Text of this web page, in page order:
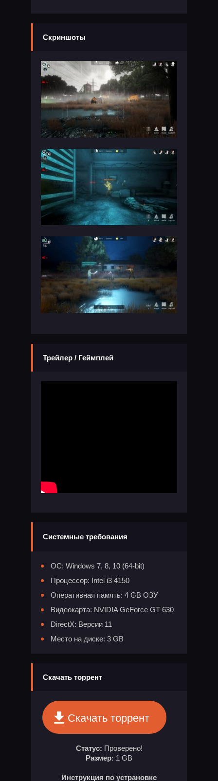
Скриншоты
Трейлер / Геймплей
Системные требования
ОС: Windows 7, 8, 10 (64-bit)
Процессор: Intel i3 4150
Оперативная память: 4 GB ОЗУ
Видеокарта: NVIDIA GeForce GT 630
DirectX: Версии 11
Место на диске: 3 GB
Скачать торрент
Скачать торрент
Статус: Проверено!
Размер: 1 GB
Инструкция по устрановке